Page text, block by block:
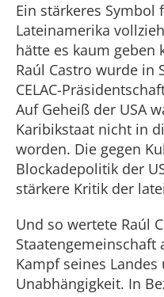
Ein stärkeres Symbol
Lateinamerika
hätte es kaum geben
Raúl Castro wurde in
CELAC-
Auf Geheiß der USA
Karibikstaat nicht in
worden. Die gegen
Blockadepolitik der
stärkere Kritik der
Und so wertete Raúl
Staatengemeinschaft
Kampf seines
Unabhängigkeit. In